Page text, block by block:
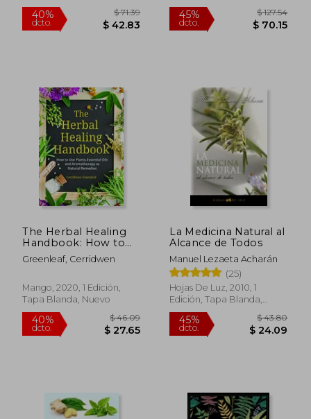
45%
dcto. $ 15.00
45%
dcto.
The Herbal Healing
Handbook: How to
use Plants, Essential
Oils and
Natural Remedies
(Herbal Remedies)
Greenleaf, Cerridwen
Mango, 2020, 1 Edición,
Tapa Blanda, Nuevo
La Medicina Natural al
Alcance de Todos
Manuel Lezaeta Acharán
(25)
Hojas De Luz, 2010, 1
Edición, Tapa Blanda,
Nuevo